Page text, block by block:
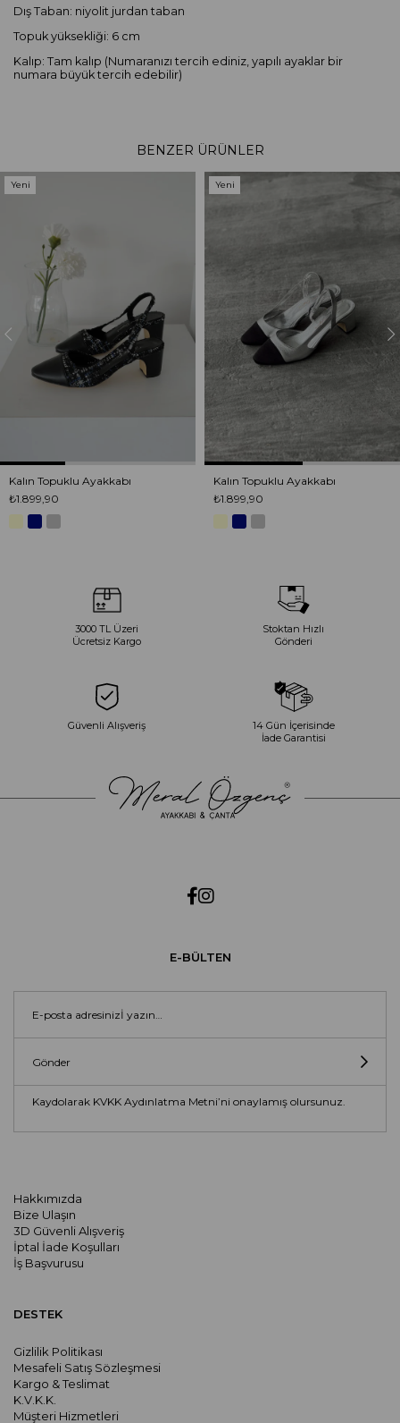
Dış Taban: niyolit jurdan taban
Topuk yüksekliği: 6 cm
Kalıp: Tam kalıp (Numaranızı tercih ediniz, yapılı ayaklar bir
numara büyük tercih edebilir)
BENZER ÜRÜNLER
Kalın Topuklu Ayakkabı
₺1.899,90
Yeni
Kalın Topuklu Ayakkabı
₺1.899,90
Yeni
3000 TL Üzeri
Ücretsiz Kargo
Stoktan Hızlı
Gönderi
Güvenli Alışveriş
14 Gün İçerisinde
İade Garantisi
Hakkımızda
Bize Ulaşın
3D Güvenli Alışveriş
İptal İade Koşulları
İş Başvurusu
E-BÜLTEN
Gönder
Kaydolarak KVKK Aydınlatma Metni’ni onaylamış olursunuz.
DESTEK
Gizlilik Politikası
Mesafeli Satış Sözleşmesi
Kargo & Teslimat
K.V.K.K.
Müşteri Hizmetleri